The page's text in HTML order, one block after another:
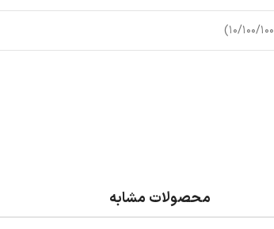
محصولات مشابه